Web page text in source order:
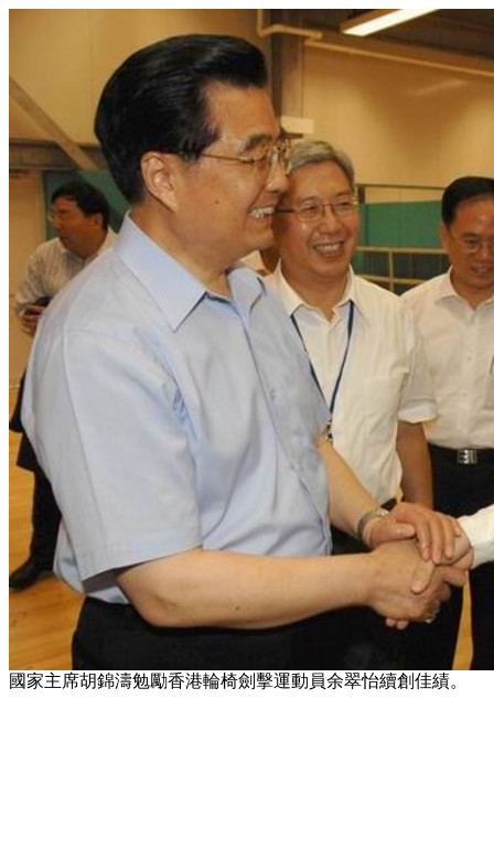
國家主席胡錦濤勉勵香港輪椅劍擊運動員余翠怡續創佳績。